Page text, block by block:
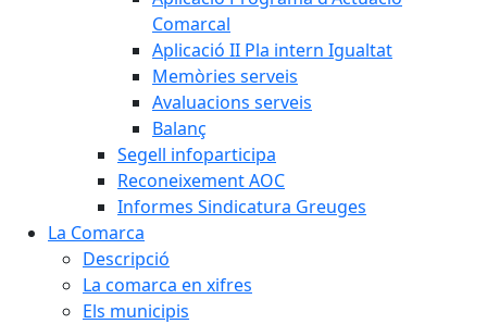
Comarcal
Aplicació II Pla intern Igualtat
Memòries serveis
Avaluacions serveis
Balanç
Segell infoparticipa
Reconeixement AOC
Informes Sindicatura Greuges
La Comarca
Descripció
La comarca en xifres
Els municipis